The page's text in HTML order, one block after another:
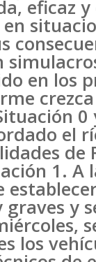
eficaz
en los
el
de
1. A
y
los